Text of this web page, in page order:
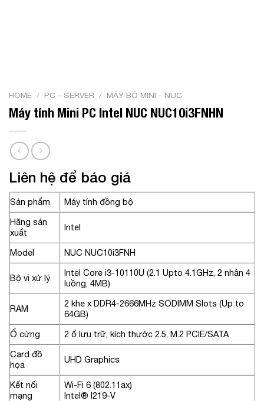
HOME / PC - SERVER / MÁY BỘ MINI - NUC
Máy tính Mini PC Intel NUC NUC10i3FNHN
Liên hệ để báo giá
Sản phẩm
Máy tính đồng bộ
Hãng sản
xuất
Intel
Model NUC NUC10i3FNH
Bộ vi xử lý
Intel Core i3-10110U (2.1 Upto 4.1GHz, 2 nhân 4
luồng, 4MB)
RAM
2 khe x DDR4-2666MHz SODIMM Slots (Up to
64GB)
Ổ cứng
2 ổ lưu trữ, kích thước 2.5, M.2 PCIE/SATA
Card đồ
họa
UHD Graphics
Kết nối
mạng
Wi-Fi 6 (802.11ax)
Intel® I219-V